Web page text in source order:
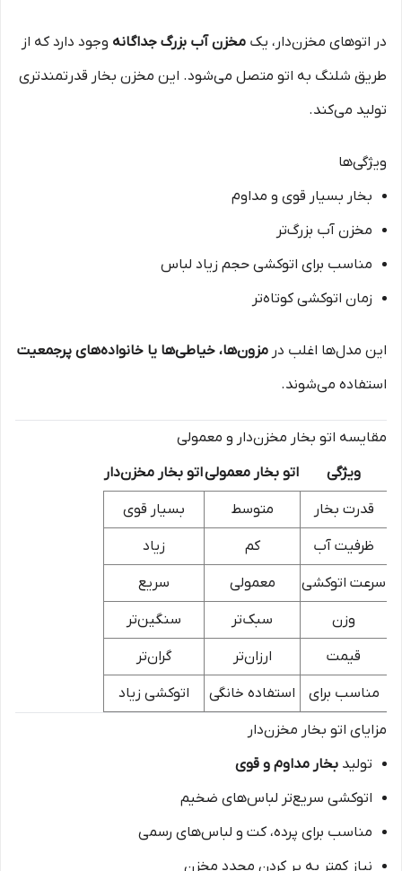
در اتوهای مخزن‌دار، یک مخزن آب بزرگ جداگانه وجود دارد که از
طریق شلنگ به اتو متصل می‌شود. این مخزن بخار قدرتمندتری
تولید می‌کند.
ویژگی‌ها
بخار بسیار قوی و مداوم
مخزن آب بزرگ‌تر
مناسب برای اتوکشی حجم زیاد لباس
زمان اتوکشی کوتاه‌تر
این مدل‌ها اغلب در مزون‌ها، خیاطی‌ها یا خانواده‌های پرجمعیت
استفاده می‌شوند.
مقایسه اتو بخار مخزن‌دار و معمولی
ویژگی
اتو بخار معمولیاتو بخار مخزن‌دار
قدرت بخار متوسط بسیار قوی
ظرفیت آب کم زیاد
سرعت اتوکشی معمولی سریع
وزن سبک‌تر سنگین‌تر
قیمت ارزان‌تر گران‌تر
مناسب برای استفاده خانگی اتوکشی زیاد
مزایای اتو بخار مخزن‌دار
تولید بخار مداوم و قوی
اتوکشی سریع‌تر لباس‌های ضخیم
مناسب برای پرده، کت و لباس‌های رسمی
نیاز کمتر به پر کردن مجدد مخزن